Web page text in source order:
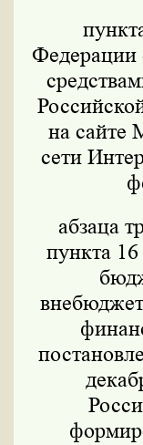
Федерации
на сайте
сети
абзаца
пункта